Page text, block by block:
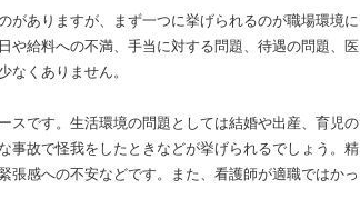
がありますが、まず一つに挙げられるのが職場環境に
や給料への不満、手当に対する問題、待遇の問題、医
なくありません。
スです。生活環境の問題としては結婚や出産、育児の
事故で怪我をしたときなどが挙げられるでしょう。精
張感への不安などです。また、看護師が適職ではかっ